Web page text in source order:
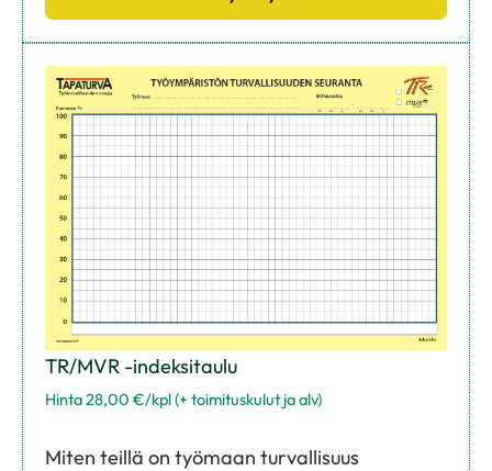
TR/MVR -indeksitaulu
Hinta 28,00 €/kpl (+ toimituskulut ja alv)
Miten teillä on työmaan turvallisuus